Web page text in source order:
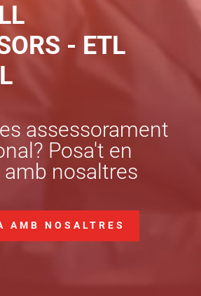
- ETL
assessorament
Posa't en
nosaltres
AMB NOSALTRES